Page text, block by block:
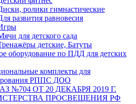
ролики гимнастические
развития равновесия
для детского сада
детские, Батуты
оборудование по ПДД для детских
комплекты для
РППС ДОО
№704 ОТ 20 ДЕКАБРЯ 2019 Г.
ПРОСВЕЩЕНИЯ РФ